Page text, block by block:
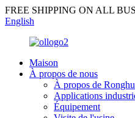
FREE SHIPPING ON ALL
English
Maison
À propos de nous
À propos de
Applications
Équipement